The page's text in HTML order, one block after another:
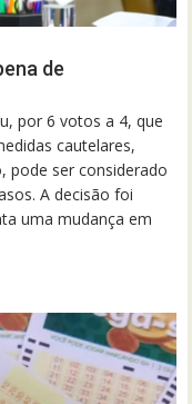
de
por 6 votos a 4, que
cautelares,
pode ser considerado
A decisão foi
uma mudança em